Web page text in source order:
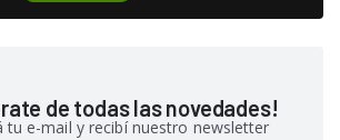
de todas las novedades!
tu e-mail y recibí nuestro newsletter